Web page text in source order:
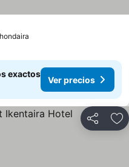
exactos
Ver precios
Compartir